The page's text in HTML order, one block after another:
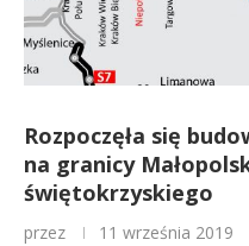
Rozpoczęła się
na granicy
świętokrzyskiego
przez 11 września 2019